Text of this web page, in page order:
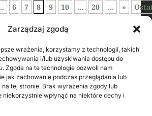
Zarządzaj zgodą
wrażenia, korzystamy z technologii, takich
i/lub uzyskiwania dostępu do
Zgoda na te technologie pozwoli nam
jak zachowanie podczas przeglądania lub
tej stronie. Brak wyrażenia zgody lub
wpłynąć na niektóre cechy i
6 7 8 9 10 ... 20 ... »